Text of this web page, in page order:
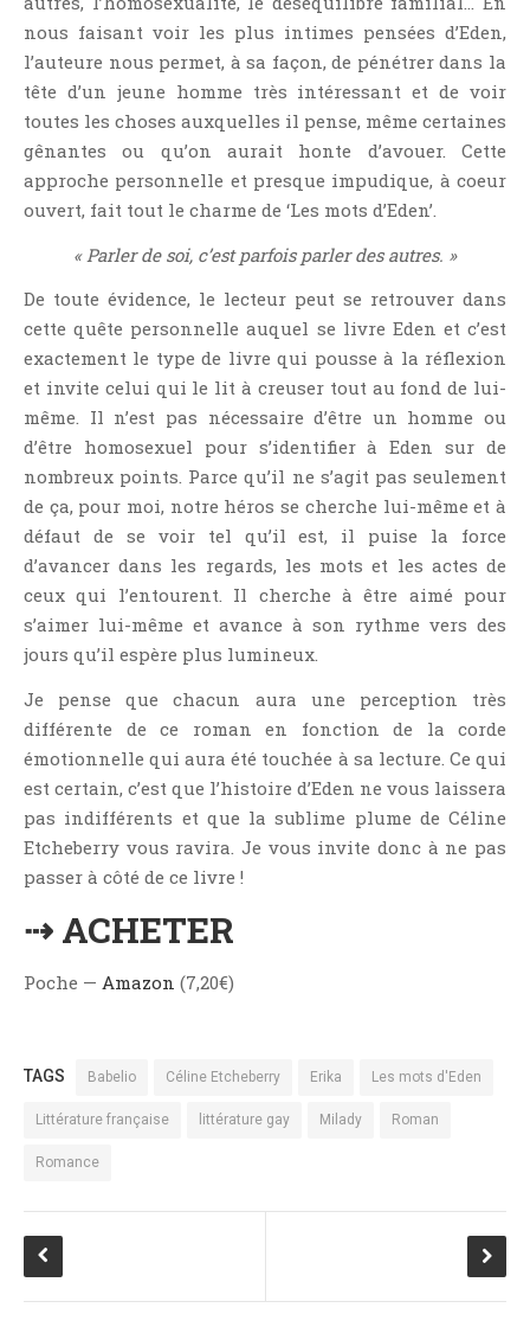
Témoignage
Thriller
Thriller Psychologique
Throwback Thursday Livresque
Top Ten Tuesday
Young Adult
nous faisant voir les plus intimes pensées d’Eden,
l’auteure nous permet, à sa façon, de pénétrer dans la
tête d’un jeune homme très intéressant et de voir
toutes les choses auxquelles il pense, même certaines
gênantes ou qu’on aurait honte d’avouer. Cette
approche personnelle et presque impudique, à coeur
ouvert, fait tout le charme de ‘Les mots d’Eden’.
« Parler de soi, c’est parfois parler des autres. »
De toute évidence, le lecteur peut se retrouver dans
cette quête personnelle auquel se livre Eden et c’est
exactement le type de livre qui pousse à la réflexion
et invite celui qui le lit à creuser tout au fond de lui-
même. Il n’est pas nécessaire d’être un homme ou
d’être homosexuel pour s’identifier à Eden sur de
nombreux points. Parce qu’il ne s’agit pas seulement
de ça, pour moi, notre héros se cherche lui-même et à
défaut de se voir tel qu’il est, il puise la force
d’avancer dans les regards, les mots et les actes de
ceux qui l’entourent. Il cherche à être aimé pour
s’aimer lui-même et avance à son rythme vers des
jours qu’il espère plus lumineux.
Je pense que chacun aura une perception très
différente de ce roman en fonction de la corde
émotionnelle qui aura été touchée à sa lecture. Ce qui
est certain, c’est que l’histoire d’Eden ne vous laissera
pas indifférents et que la sublime plume de Céline
Etcheberry vous ravira. Je vous invite donc à ne pas
passer à côté de ce livre !
⇢ ACHETER
Poche — Amazon (7,20€)
TAGS Babelio Céline Etcheberry Erika Les mots d'Eden
Littérature française littérature gay Milady Roman
Romance